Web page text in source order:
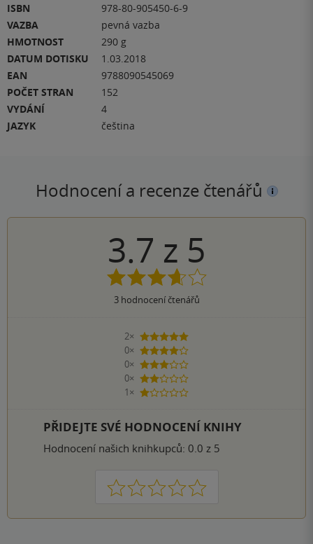
ISBN
978-80-905450-6-9
VAZBA
pevná vazba
HMOTNOST
290 g
DATUM DOTISKU
1.03.2018
EAN
9788090545069
POČET STRAN
152
VYDÁNÍ
4
JAZYK
čeština
Hodnocení a recenze čtenářů
3.7 z 5
3hodnocení čtenářů
2×
5 hvězdiček
0×
4 hvězdičky
0×
3 hvězdičky
0×
2 hvězdičky
1×
1 hvezdička
PŘIDEJTE SVÉ HODNOCENÍ KNIHY
Hodnocení našich knihkupců: 0.0 z 5
1 2 3 4 5